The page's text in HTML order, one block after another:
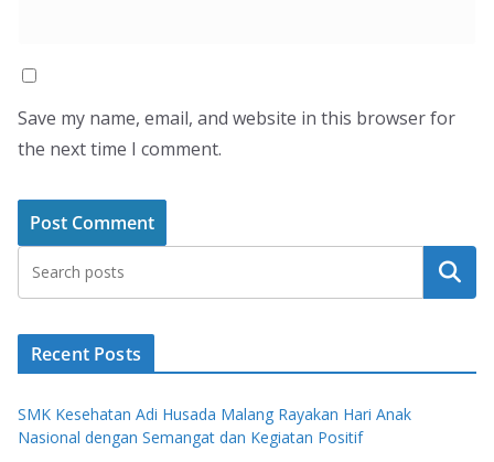
Save my name, email, and website in this browser for
the next time I comment.
Search
Recent Posts
SMK Kesehatan Adi Husada Malang Rayakan Hari Anak
Nasional dengan Semangat dan Kegiatan Positif